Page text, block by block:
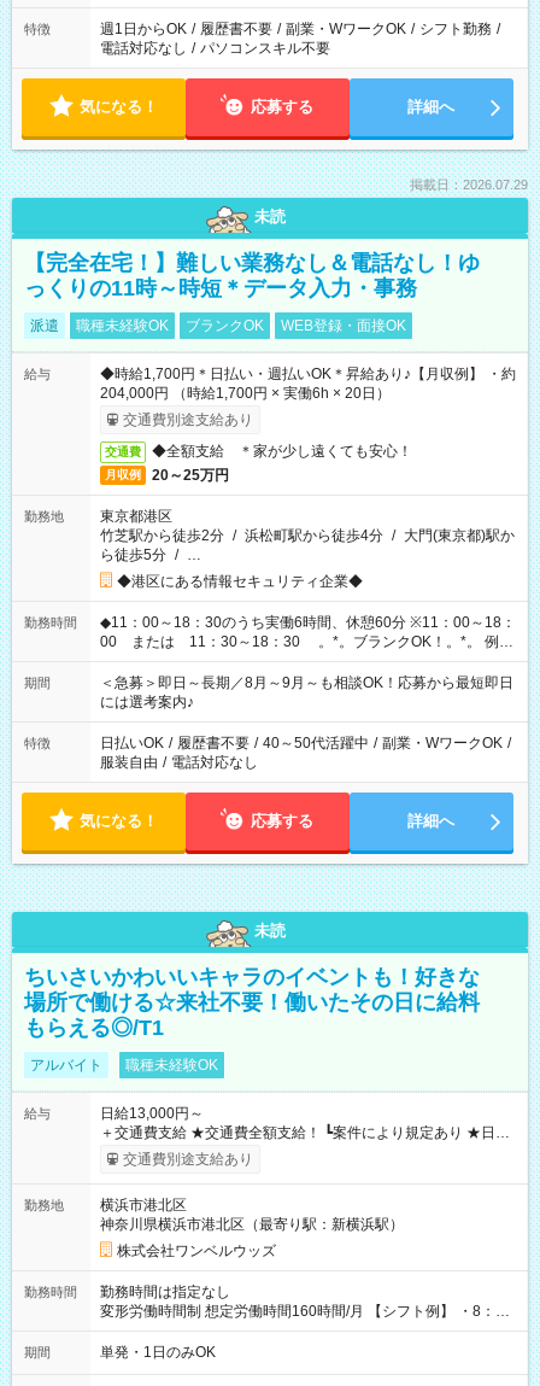
特徴 週1日からOK / 履歴書不要 / 副業・WワークOK / シフト勤務 /
電話対応なし / パソコンスキル不要
気になる！ 応募する 詳細へ
掲載日：2026.07.29
未読
【完全在宅！】難しい業務なし＆電話なし！ゆ
っくりの11時～時短＊データ入力・事務
派遣 職種未経験OK ブランクOK WEB登録・面接OK
給与
◆時給1,700円＊日払い・週払いOK＊昇給あり♪【月収例】 ・約
204,000円 （時給1,700円 × 実働6h × 20日）
交通費別途支給あり
交通費 ◆全額支給 ＊家が少し遠くても安心！
月収例 20～25万円
勤務地
東京都港区
竹芝駅から徒歩2分 / 浜松町駅から徒歩4分 / 大門(東京都)駅か
ら徒歩5分 / …
◆港区にある情報セキュリティ企業◆
勤務時間
◆11：00～18：30のうち実働6時間、休憩60分 ※11：00～18：
00 または 11：30～18：30 。*。ブランクOK！。*。 例え
ば前職が、 在宅/財団法人/事務/コールセンター/受付/販売/カフェ
スタッフ スイーツ販売/ホテルフロント/化粧品販売/など 様々な
業界から入社して活躍されています♪
期間
＜急募＞即日～長期／8月～9月～も相談OK！応募から最短即日
には選考案内♪
特徴 日払いOK / 履歴書不要 / 40～50代活躍中 / 副業・WワークOK /
服装自由 / 電話対応なし
気になる！ 応募する 詳細へ
未読
ちいさいかわいいキャラのイベントも！好きな
場所で働ける☆来社不要！働いたその日に給料
もらえる◎/T1
アルバイト 職種未経験OK
給与
日給13,000円～
＋交通費支給 ★交通費全額支給！ ┗案件により規定あり ★日払
いOK！（規定あり） ┗働いたその日に現金GET♪ お仕事後はコ
ンビニATMから 日払い分を引き落とせます！ 【試用期間】試
交通費別途支給あり
勤務地
横浜市港北区
神奈川県横浜市港北区（最寄り駅：新横浜駅）
株式会社ワンベルウッズ
勤務時間
勤務時間は指定なし
変形労働時間制 想定労働時間160時間/月 【シフト例】 ・8：00
～21：00
期間 単発・1日のみOK